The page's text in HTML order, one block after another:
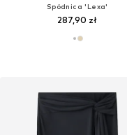
Spódnica 'Lexa'
287,90 zł